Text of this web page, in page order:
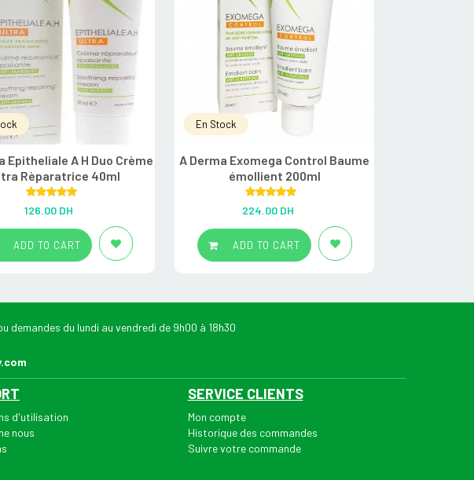
Epitheliale A H Duo Crème
Rèparatrice 40ml
Rated 5.00
out of 5
126.00 DH
ADD TO CART
En Stock
A Derma Exomega Control Baume
émollient 200ml
Rated 5.00
out of 5
224.00 DH
ADD TO CART
demandes du lundi au vendredi de 9h00 à 18h30
d'utilisation
nous
SERVICE CLIENTS
Mon compte
Historique des commandes
Suivre votre commande